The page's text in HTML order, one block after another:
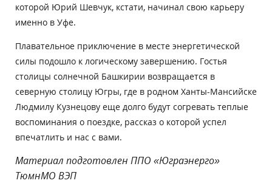
которой Юрий Шевчук, кстати, начинал свою карьеру
именно в Уфе.
Плавательное приключение в месте энергетической
силы подошло к логическому завершению. Гостья
столицы солнечной Башкирии возвращается в
северную столицу Югры, где в родном Ханты-Мансийске
Людмилу Кузнецову еще долго будут согревать теплые
воспоминания о поездке, рассказ о которой успел
впечатлить и нас с вами.
Материал подготовлен ППО «Юграэнерго»
ТюмнМО ВЭП